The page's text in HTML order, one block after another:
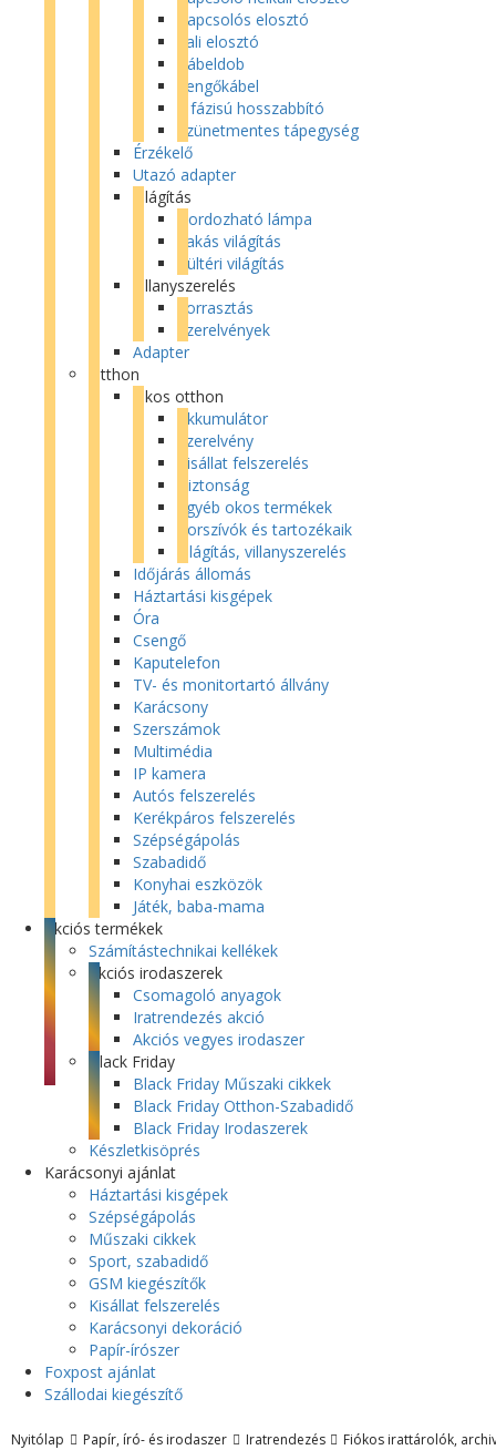
Kapcsolós elosztó
Fali elosztó
Kábeldob
Lengőkábel
3 fázisú hosszabbító
Szünetmentes tápegység
Érzékelő
Utazó adapter
Világítás
Hordozható lámpa
Lakás világítás
Kültéri világítás
Villanyszerelés
Forrasztás
Szerelvények
Adapter
Otthon
Okos otthon
Akkumulátor
Szerelvény
Kisállat felszerelés
Biztonság
Egyéb okos termékek
Porszívók és tartozékaik
Világítás, villanyszerelés
Időjárás állomás
Háztartási kisgépek
Óra
Csengő
Kaputelefon
TV- és monitortartó állvány
Karácsony
Szerszámok
Multimédia
IP kamera
Autós felszerelés
Kerékpáros felszerelés
Szépségápolás
Szabadidő
Konyhai eszközök
Játék, baba-mama
Akciós termékek
Számítástechnikai kellékek
Akciós irodaszerek
Csomagoló anyagok
Iratrendezés akció
Akciós vegyes irodaszer
Black Friday
Black Friday Műszaki cikkek
Black Friday Otthon-Szabadidő
Black Friday Irodaszerek
Készletkisöprés
Karácsonyi ajánlat
Háztartási kisgépek
Szépségápolás
Műszaki cikkek
Sport, szabadidő
GSM kiegészítők
Kisállat felszerelés
Karácsonyi dekoráció
Papír-írószer
Foxpost ajánlat
Szállodai kiegészítő
Nyitólap Papír, író- és irodaszer Iratrendezés Fiókos irattárolók,